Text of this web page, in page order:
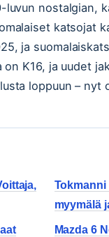
nostalgian,
katsojat
ja
K16, ja uudet
loppuun – nyt
Tokmanni
myymälä
Mazda 6